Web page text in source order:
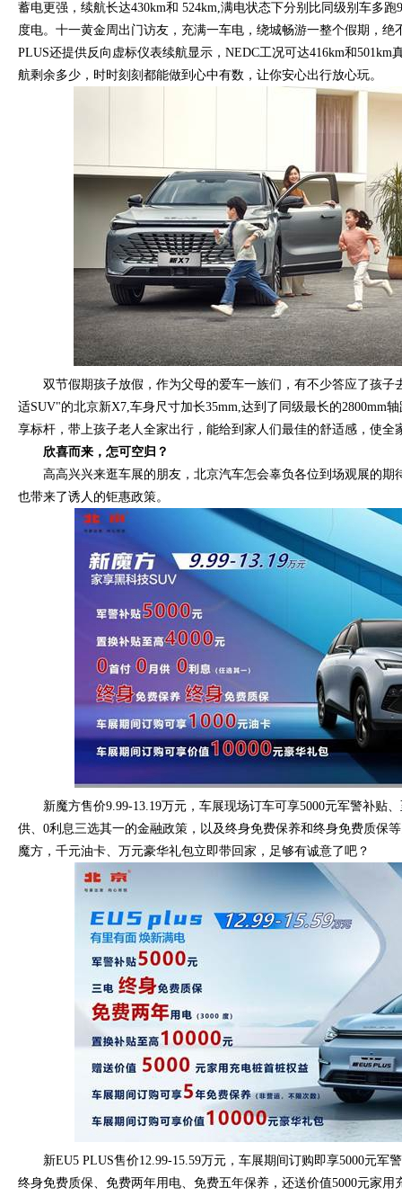
蓄电更强，续航长达430km和 524km,满电状态下分别比同级别车多
度电。十一黄金周出门访友，充满一车电，绕城畅游一整个假期，绝
PLUS还提供反向虚标仪表续航显示，NEDC工况可达416km和501km
航剩余多少，时时刻刻都能做到心中有数，让你安心出行放心玩。
双节假期孩子放假，作为父母的爱车一族们，有不少答应了孩
适SUV"的北京新X7,车身尺寸加长35mm,达到了同级最长的2800mm
享标杆，带上孩子老人全家出行，能给到家人们最佳的舒适感，使
欣喜而来，怎可空归？
高高兴兴来逛车展的朋友，北京汽车怎会辜负各位到场观展的期
也带来了诱人的钜惠政策。
新魔方售价9.99-13.19万元，车展现场订车可享5000元军警补贴
供、0利息三选其一的金融政策，以及终身免费保养和终身免费质保
魔方，千元油卡、万元豪华礼包立即带回家，足够有诚意了吧？
新EU5 PLUS售价12.99-15.59万元，车展期间订购即享5000元军
终身免费质保、免费两年用电、免费五年保养，还送价值5000元家